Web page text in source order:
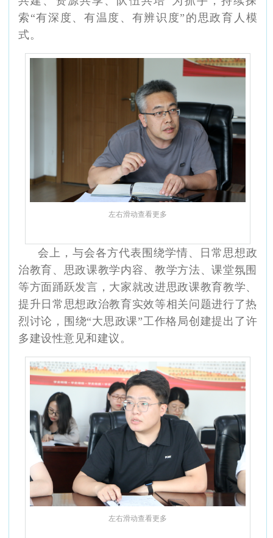
索“有深度、有温度、有辨识度”的思政育人模
式。
左右滑动查看更多
会上，与会各方代表围绕学情、日常思想政
治教育、思政课教学内容、教学方法、课堂氛围
等方面踊跃发言，大家就改进思政课教育教学、
提升日常思想政治教育实效等相关问题进行了热
烈讨论，围绕“大思政课”工作格局创建提出了许
多建设性意见和建议。
左右滑动查看更多